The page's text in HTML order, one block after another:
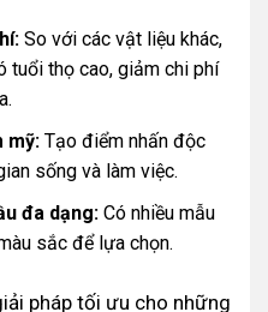
So với các vật liệu khác,
tuổi thọ cao, giảm chi phí
mỹ:Tạo điểm nhấn độc
sống và làm việc.
đa dạng:Có nhiều mẫu
sắc để lựa chọn.
pháp tối ưu cho những